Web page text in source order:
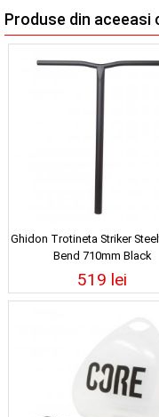
Produse din aceeasi
Ghidon Trotineta Striker
Bend 710mm Black
519 lei